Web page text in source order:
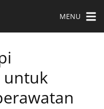
MENU
untuk